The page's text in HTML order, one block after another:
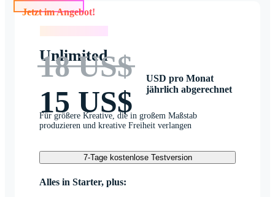
Jetzt im Angebot!
Unlimited
18 US$
15 US$
USD pro Monat
jährlich abgerechnet
Für größere Kreative, die in großem Maßstab
produzieren und kreative Freiheit verlangen
7-Tage kostenlose Testversion
Alles in Starter, plus: